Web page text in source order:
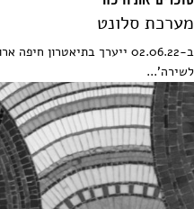
מערכת סלונט
ב-02.06.22 ייערך בתיאטרון
לשירה'...